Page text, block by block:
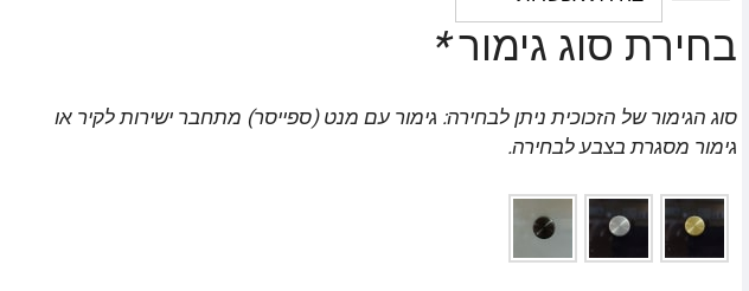
בחירת סוג גימור*
סוג הגימור של הזכוכית ניתן לבחירה: גימור עם מנט (ספייסר) מתחבר ישירות לקיר או
גימור מסגרת בצבע לבחירה.